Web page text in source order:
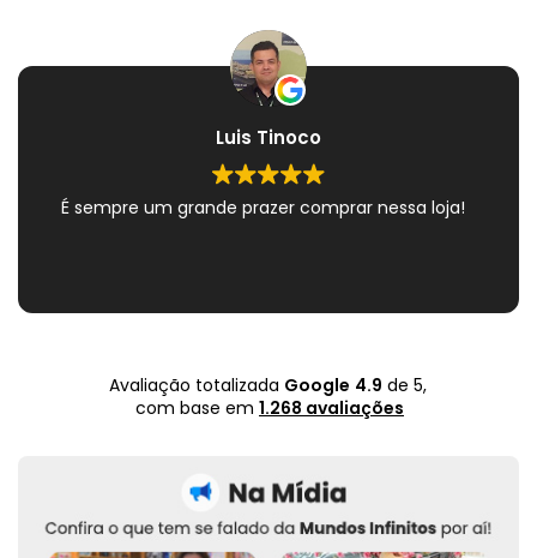
Luis Tinoco
É sempre um grande prazer comprar nessa loja!
Avaliação totalizada Google 4.9 de 5,
com base em 1.268 avaliações